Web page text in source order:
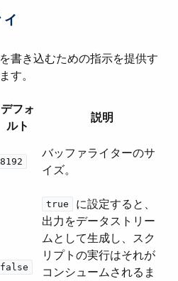
書き込むための指示を提供す
す。
デフォ
ルト
説明
8192
バッファライターのサ
イズ。
false
true
​ に設定すると、
出力をデータストリー
ムとして生成し、スク
リプトの実行はそれが
コンシュームされるま